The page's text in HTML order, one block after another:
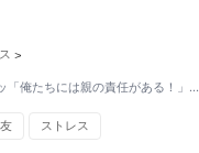
>
「俺たちには親の責任がある！」…
ストレス